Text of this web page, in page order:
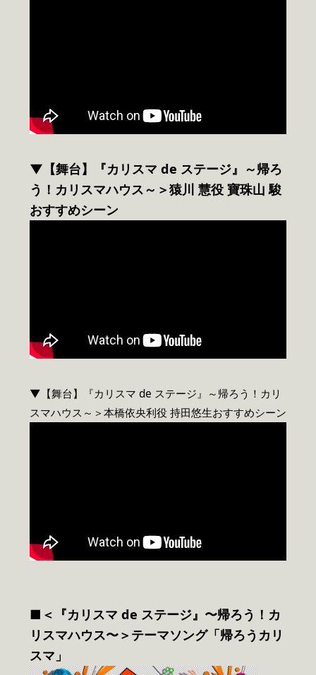
▼【舞台】『カリスマ de ステージ』～帰ろ
う！カリスマハウス～＞猿川 慧役 寶珠山 駿
おすすめシーン
▼【舞台】『カリスマ de ステージ』～帰ろう！カリ
スマハウス～＞本橋依央利役 持田悠生おすすめシーン
■＜『カリスマ de ステージ』〜帰ろう！カ
リスマハウス〜＞テーマソング「帰ろうカリ
スマ」